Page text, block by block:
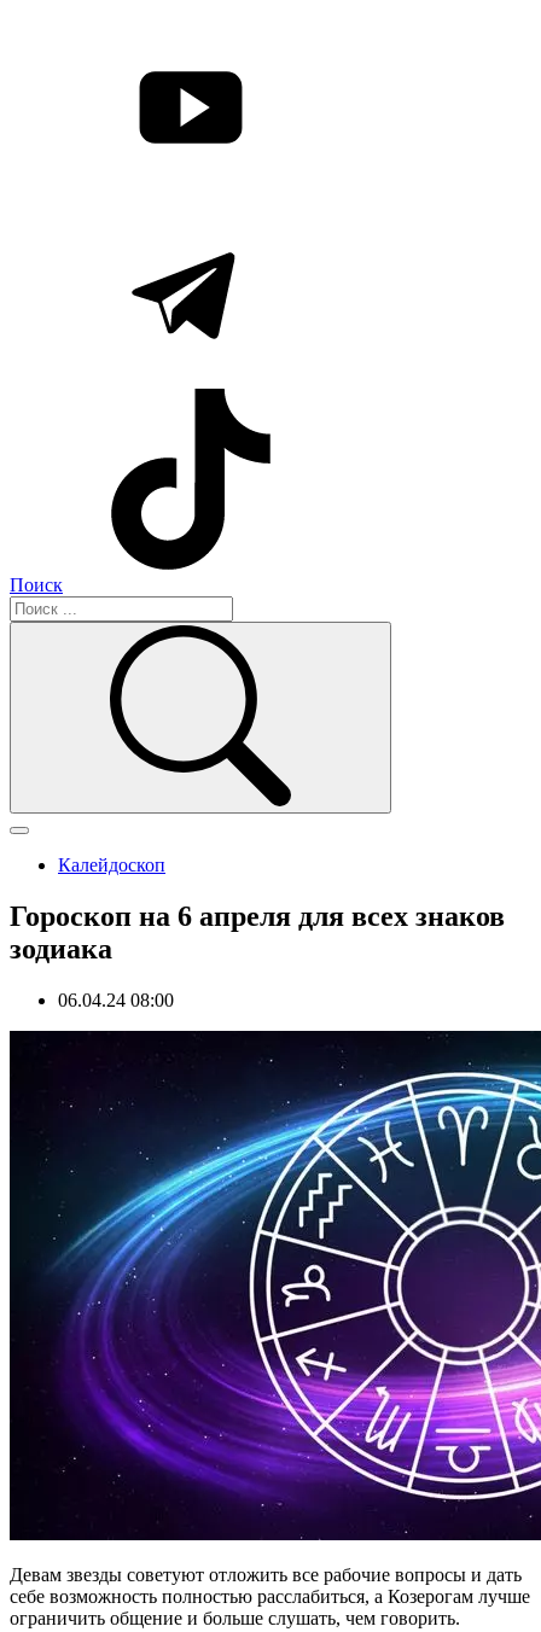
Поиск
Калейдоскоп
Гороскоп на 6 апреля для всех знаков
зодиака
06.04.24 08:00
Девам звезды советуют отложить все рабочие вопросы и дать
себе возможность полностью расслабиться, а Козерогам лучше
ограничить общение и больше слушать, чем говорить.